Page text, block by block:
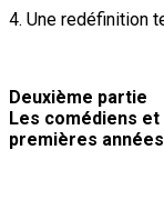
4. Une redéfinition
Deuxième partie
Les comédiens et
premières